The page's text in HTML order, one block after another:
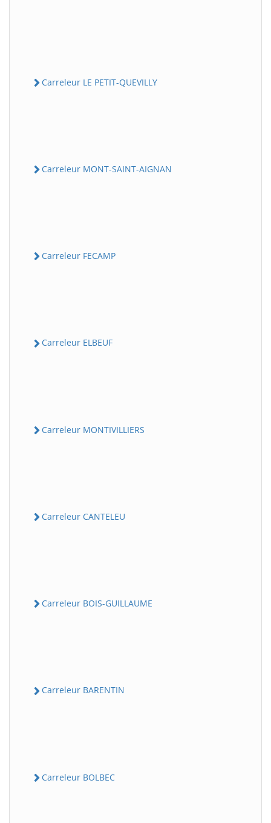
Carreleur LE PETIT-QUEVILLY
Carreleur MONT-SAINT-AIGNAN
Carreleur FECAMP
Carreleur ELBEUF
Carreleur MONTIVILLIERS
Carreleur CANTELEU
Carreleur BOIS-GUILLAUME
Carreleur BARENTIN
Carreleur BOLBEC